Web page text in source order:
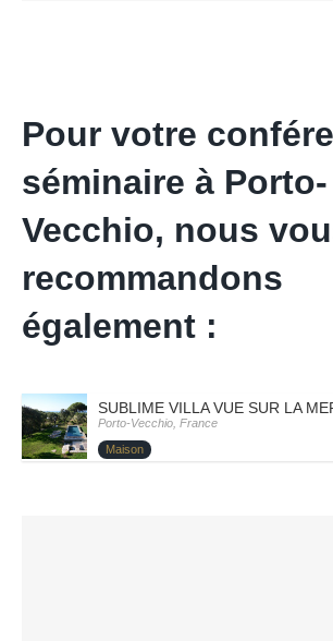
Pour votre
séminaire à Porto-
Vecchio, nous
recommandons
également :
SUBLIME VILLA VUE SUR LA
Porto-Vecchio, France
Maison